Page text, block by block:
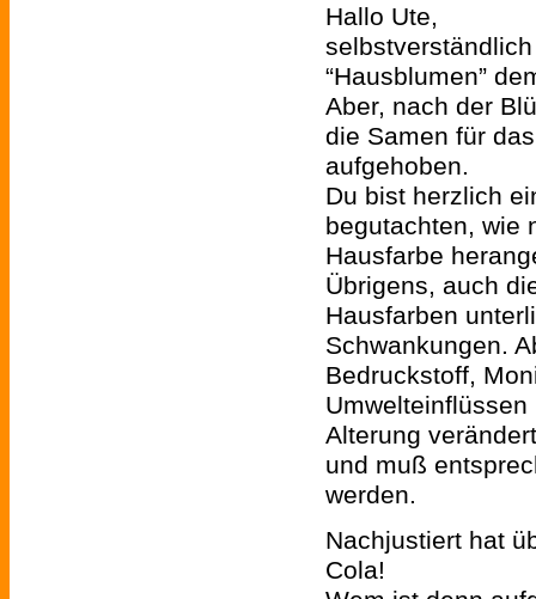
Hallo Ute,
“Hausblumen”
Aber, nach der
die Samen für
aufgehoben.
Du bist herzlich
begutachten, wie
Hausfarbe
Übrigens, auch
Hausfarben
Schwankungen.
Bedruckstoff,
Alterung
und muß
werden.
Nachjustiert hat
Cola!